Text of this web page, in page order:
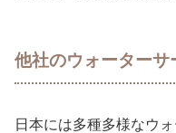
他社のウォーターサ
日本には多種多様なウ